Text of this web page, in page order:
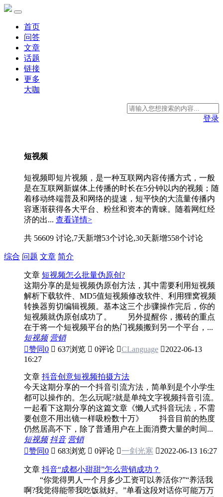
首页
问答
文章
话题
链接
更多
大咖
登录
短视频
短视频即短片视频，是一种互联网内容传播方式，一般
是在互联网新媒体上传播的时长在5分钟以内的视频；随
着移动终端普及和网络的提速，短平快的大流量传播内
容逐渐获得各大平台、粉丝和资本的青睐。随着网红经
济的出... 查看详情>
共 56609 讨论,7天新增53个讨论,30天新增558个讨论
综合 问题 文章 简介
文章 短视频怎么批量伪原创?
这期分享的是短视频伪原创方法，其中需要利用短视频
解析下载软件、MD5值短视频修改软件、利用狸窝视频
转换器剪切编辑视频。基本这三个步骤操作完后，你的
短视频就伪原创成功了。 另外提醒你，搬砖的重点
在于将一个短视频平台的热门视频搬到另一个平台，...
短视频 营销
赞同0  637浏览  0评论 CLanguage 2022-06-13
16:27
文章 抖音创意短视频拍摄方法
今天这期分享的一个抖音引流方法，简单到是个小学生
都可以操作的。怎么玩呢?就是单纯文字视频抖音引流。
一起看下这期分享的这篇文章《懒人式抖音玩法，不需
要创意不用出镜一样吸粉数十万》 抖音目前的热度
仍然居高不下，除了普通用户在上面消费大量的时间...
短视频 抖音 营销
赞同0  683浏览  0评论 一剑光寒 2022-06-13 16:27
文章 抖音“成都小甜甜”怎么营销成功？
“你觉得男人一个月多少工资可以养活你?”“养活我
啊?我觉得能带我吃饭就好。”单看这段对话你可能万万